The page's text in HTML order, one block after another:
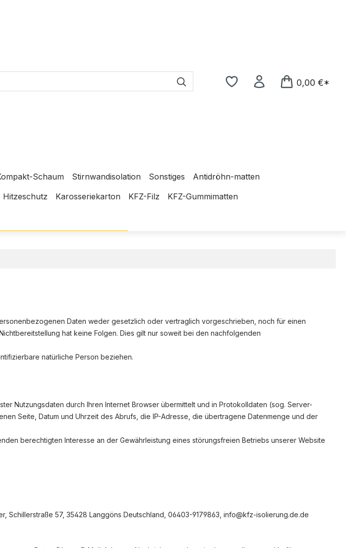
0,00 €*
Schaum Stirnwandisolation Sonstiges
Antidröhn-matten
Hitzeschutz Karosseriekarton KFZ-Filz
KFZ-Gummimatten
Daten weder gesetzlich oder vertraglich vorgeschrieben, noch für einen
hat keine Folgen. Dies gilt nur soweit bei den nachfolgenden
natürliche Person beziehen.
Nutzungsdaten durch Ihren Internet Browser übermittelt und in Protokolldaten (sog. Server-
Seite, Datum und Uhrzeit des Abrufs, die IP-Adresse, die übertragene Datenmenge und der
berechtigten Interesse an der Gewährleistung eines störungsfreien Betriebs unserer Website
Schillerstraße 57, 35428 Langgöns Deutschland, 06403-9179863, info@kfz-isolierung.de.de